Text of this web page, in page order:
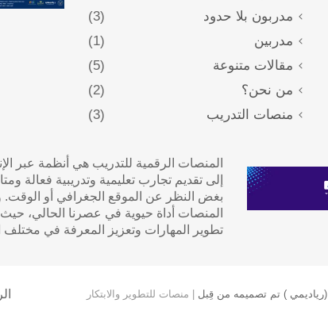
مدربون بلا حدود
(3)
مدربين
(1)
مقالات متنوعة
(5)
من نحن؟
(2)
منصات التدريب
(3)
المنصات الرقمية للتدريب هي أنظمة عبر
إلى تقديم تجارب تعليمية وتدريبية فعالة
بغض النظر عن الموقع الجغرافي أو الوقت.
المنصات أداة حيوية في عصرنا الحالي،
تطوير المهارات وتعزيز المعرفة في مختلف
(رياديمي ) تم تصميمه من قِبل | منصات للتطوير والابتكار